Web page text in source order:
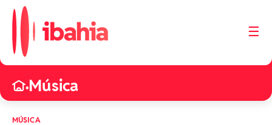
☰
•Música
MÚSICA